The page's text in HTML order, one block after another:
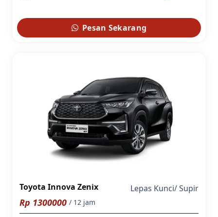
Pesan Sekarang
Toyota Innova Zenix Lepas Kunci/Supir
Rp 1300000 / 12 jam